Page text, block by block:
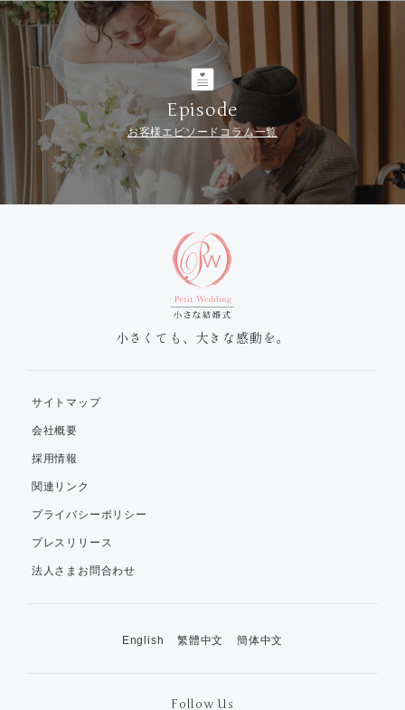
Episode
お客様エピソードコラム一覧
小さくても、大きな感動を。
サイトマップ
会社概要
採用情報
関連リンク
プライバシーポリシー
プレスリリース
法人さまお問合わせ
English 繁體中文 簡体中文
Follow Us